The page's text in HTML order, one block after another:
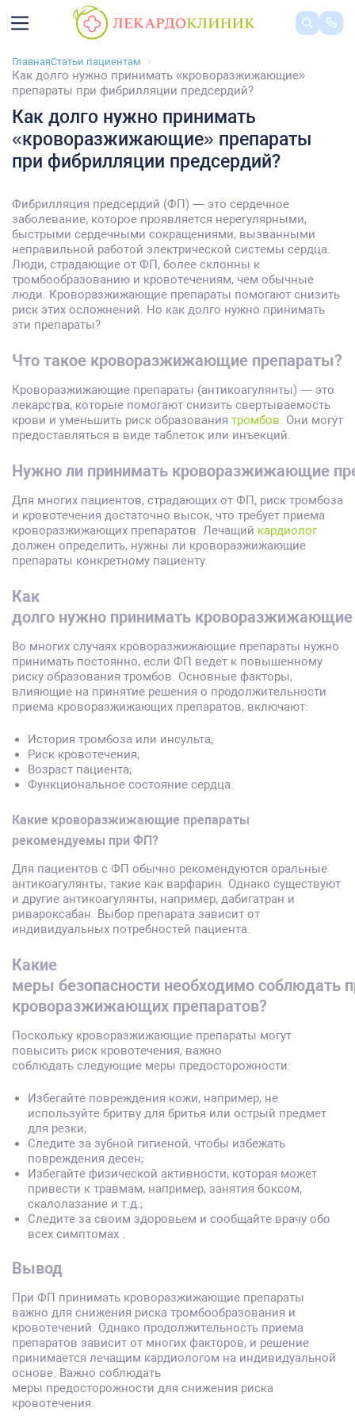
ГлавнаяСтатьи пациентам
Как долго нужно принимать «кроворазжижающие»
препараты при фибрилляции предсердий?
Как долго нужно принимать
«кроворазжижающие» препараты
при фибрилляции предсердий?
Фибрилляция предсердий (ФП) — это сердечное
заболевание, которое проявляется нерегулярными,
быстрыми сердечными сокращениями, вызванными
неправильной работой электрической системы сердца.
Люди, страдающие от ФП, более склонны к
тромбообразованию и кровотечениям, чем обычные
люди. Кроворазжижающие препараты помогают снизить
риск этих осложнений. Но как долго нужно принимать
эти препараты?
Что такое кроворазжижающие препараты?
Кроворазжижающие препараты (антикоагулянты) — это
лекарства, которые помогают снизить свертываемость
крови и уменьшить риск образования тромбов. Они могут
предоставляться в виде таблеток или инъекций.
Нужно ли принимать кроворазжижающие
Для многих пациентов, страдающих от ФП, риск тромбоза
и кровотечения достаточно высок, что требует приема
кроворазжижающих препаратов. Лечащий кардиолог
должен определить, нужны ли кроворазжижающие
препараты конкретному пациенту.
Как
долго нужно принимать кроворазжижающие
Во многих случаях кроворазжижающие препараты нужно
принимать постоянно, если ФП ведет к повышенному
риску образования тромбов. Основные факторы,
влияющие на принятие решения о продолжительности
приема кроворазжижающих препаратов, включают:
История тромбоза или инсульта;
Риск кровотечения;
Возраст пациента;
Функциональное состояние сердца.
Какие кроворазжижающие препараты
рекомендуемы при ФП?
Для пациентов с ФП обычно рекомендуются оральные
антикоагулянты, такие как варфарин. Однако существуют
и другие антикоагулянты, например, дабигатран и
ривароксабан. Выбор препарата зависит от
индивидуальных потребностей пациента.
Какие
меры безопасности необходимо соблюдать
кроворазжижающих препаратов?
Поскольку кроворазжижающие препараты могут
повысить риск кровотечения, важно
соблюдать следующие меры предосторожности:
Избегайте повреждения кожи, например, не
используйте бритву для бритья или острый предмет
для резки;
Следите за зубной гигиеной, чтобы избежать
повреждения десен;
Избегайте физической активности, которая может
привести к травмам, например, занятия боксом,
скалолазание и т.д.;
Следите за своим здоровьем и сообщайте врачу обо
всех симптомах .
Вывод
При ФП принимать кроворазжижающие препараты
важно для снижения риска тромбообразования и
кровотечений. Однако продолжительность приема
препаратов зависит от многих факторов, и решение
принимается лечащим кардиологом на индивидуальной
основе. Важно соблюдать
меры предосторожности для снижения риска
кровотечения.